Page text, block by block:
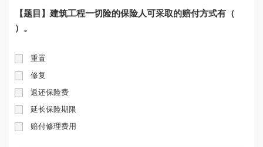
【题目】建筑工程一切险的保险人可采取的赔付方式有（
）。
重置
修复
返还保险费
延长保险期限
赔付修理费用